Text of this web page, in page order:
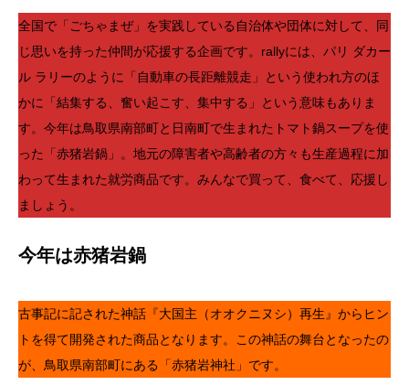
全国で「ごちゃまぜ」を実践している自治体や団体に対して、同
じ思いを持った仲間が応援する企画です。rallyには、パリ ダカー
ル ラリーのように「自動車の長距離競走」という使われ方のほ
かに「結集する、奮い起こす、集中する」という意味もありま
す。今年は鳥取県南部町と日南町で生まれたトマト鍋スープを使
った「赤猪岩鍋」。地元の障害者や高齢者の方々も生産過程に加
わって生まれた就労商品です。みんなで買って、食べて、応援し
ましょう。
今年は赤猪岩鍋
古事記に記された神話『大国主（オオクニヌシ）再生』からヒン
トを得て開発された商品となります。この神話の舞台となったの
が、鳥取県南部町にある「赤猪岩神社」です。